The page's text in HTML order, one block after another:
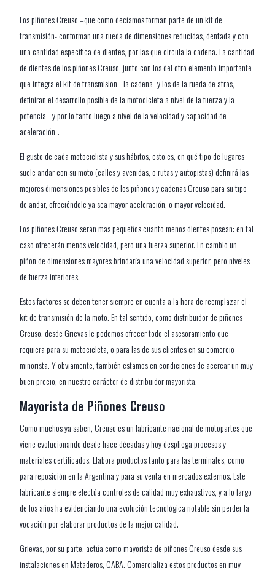
Los piñones Creuso –que como decíamos forman parte de un kit de
transmisión- conforman una rueda de dimensiones reducidas, dentada y con
una cantidad específica de dientes, por las que circula la cadena. La cantidad
de dientes de los piñones Creuso, junto con los del otro elemento importante
que integra el kit de transmisión –la cadena- y los de la rueda de atrás,
definirán el desarrollo posible de la motocicleta a nivel de la fuerza y la
potencia –y por lo tanto luego a nivel de la velocidad y capacidad de
aceleración-.
El gusto de cada motociclista y sus hábitos, esto es, en qué tipo de lugares
suele andar con su moto (calles y avenidas, o rutas y autopistas) definirá las
mejores dimensiones posibles de los piñones y cadenas Creuso para su tipo
de andar, ofreciéndole ya sea mayor aceleración, o mayor velocidad.
Los piñones Creuso serán más pequeños cuanto menos dientes posean: en tal
caso ofrecerán menos velocidad, pero una fuerza superior. En cambio un
piñón de dimensiones mayores brindaría una velocidad superior, pero niveles
de fuerza inferiores.
Estos factores se deben tener siempre en cuenta a la hora de reemplazar el
kit de transmisión de la moto. En tal sentido, como distribuidor de piñones
Creuso, desde Grievas le podemos ofrecer todo el asesoramiento que
requiera para su motocicleta, o para las de sus clientes en su comercio
minorista. Y obviamente, también estamos en condiciones de acercar un muy
buen precio, en nuestro carácter de distribuidor mayorista.
Mayorista de Piñones Creuso
Como muchos ya saben, Creuso es un fabricante nacional de motopartes que
viene evolucionando desde hace décadas y hoy despliega procesos y
materiales certificados. Elabora productos tanto para las terminales, como
para reposición en la Argentina y para su venta en mercados externos. Este
fabricante siempre efectúa controles de calidad muy exhaustivos, y a lo largo
de los años ha evidenciando una evolución tecnológica notable sin perder la
vocación por elaborar productos de la mejor calidad.
Grievas, por su parte, actúa como mayorista de piñones Creuso desde sus
instalaciones en Mataderos, CABA. Comercializa estos productos en muy